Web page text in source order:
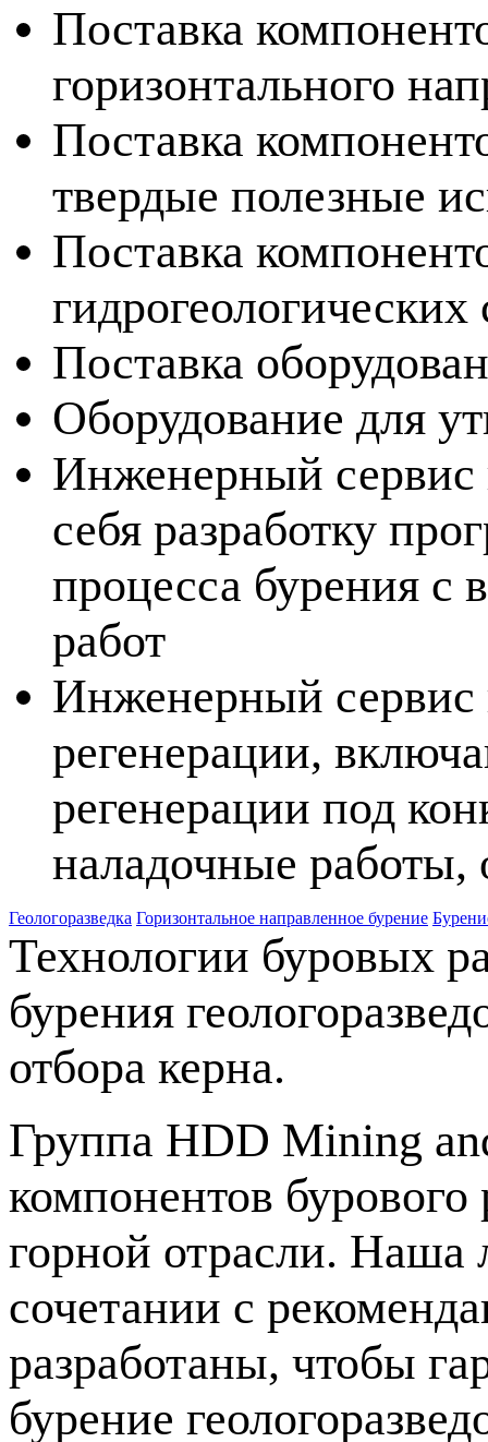
Поставка
горизонтального
Поставка
твердые полезные
Поставка
Поставка
Оборудование для
Инженерный
себя разработку
процесса бурения с
работ
Инженерный сервис
регенерации,
регенерации под
наладочные работы,
Геологоразведка Горизонтальное направленное бурение
Технологии буровых
бурения
отбора керна.
Группа HDD Mining
компонентов
горной отрасли. Наша
сочетании с
разработаны, чтобы
бурение